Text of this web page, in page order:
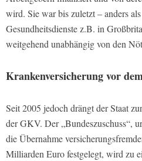
wird. Sie war bis zuletzt – anders
Gesundheitsdienste z.B. in
weitgehend unabhängig von den
Krankenversicherung vor
Seit 2005 jedoch drängt der Staat
der GKV. Der „Bundeszuschuss“,
die Übernahme
Milliarden Euro festgelegt, wird zu